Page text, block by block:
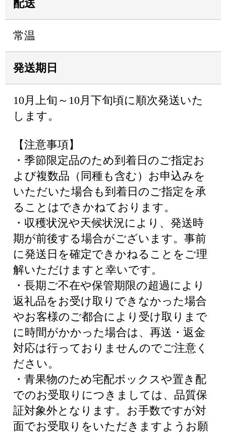
配送
常温
発送期日
10月上旬～10月下旬頃に順次発送いた
します。
【注意事項】
・季節限定品のため到着日のご指定お
よび複数品（同種も含む）お申込みを
いただいた場合も到着日のご指定を承
ることはできかねております。
・収穫状況や天候状況により、発送時
期が前後する場合がございます。事前
に発送日を確定できかねることをご理
解いただけますと幸いです。
・長期ご不在や保管期限の超過により
返礼品をお受け取りできなかった場合
やお客様のご都合により受け取りまで
に時間がかかった場合は、再送・返金
対応は行っておりませんのでご注意く
ださい。
・青果物のため宅配ボックスや置き配
でのお受取りにつきましては、品質保
証対象外となります。お手数ですが対
面でお受取りをいただきますようお願